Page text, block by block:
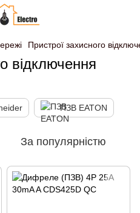
Пристрої захисного
відключення
ПЗВ EATON
За популярністю